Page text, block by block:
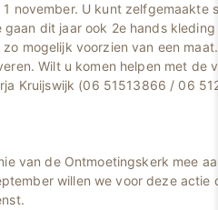
november. U kunt zelfgemaakte
dit jaar ook 2e hands
mogelijk voorzien van een
Wilt u komen helpen met de
Kruijswijk (06 51513866 / 06
van de Ontmoetingskerk mee
willen we voor deze actie